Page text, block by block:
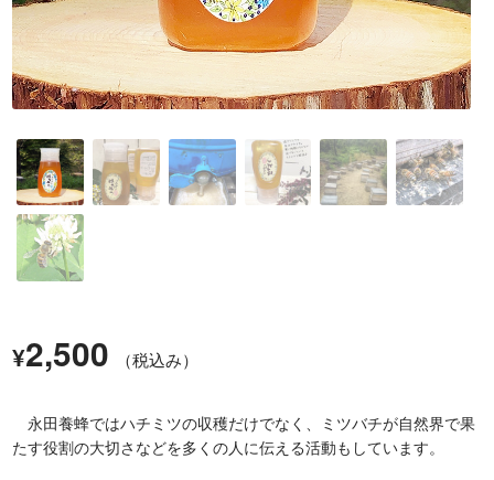
¥2,500 （税込み）
永田養蜂ではハチミツの収穫だけでなく、ミツバチが自然界で果
たす役割の大切さなどを多くの人に伝える活動もしています。